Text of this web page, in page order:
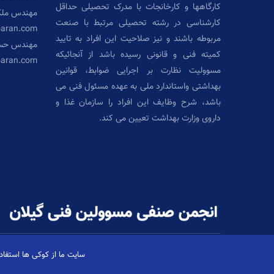
کارگاهها و کارخانجات با مدرک تحصیلی حداقل
کارشناسی در رشته تحصیلی مرتبط با صنعت
مربوطه باشند و نیز صلاحیت این افراد به تایید
کمیته فنی و قانونی رسیده باشد از آنجائیکه
مسوولیت نظارت بر اجرایی ضوابط، قوانین
بهداشتی واستاندارد ملی به عهده مسئول فنی می
باشد، شرح وظایف این افراد را سازمان غذا و
داروی وزارت بهداشت تعیین می کند.
مهندس
مهندس
سایت ما از کوکی ها